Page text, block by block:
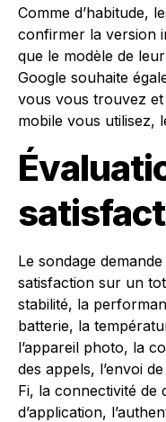
Comme d’habitude,
confirmer la version
que le modèle de
Google souhaite
vous vous trouvez
mobile vous utilisez,
Le sondage
satisfaction sur un
stabilité, la
batterie, la
l’appareil photo, la
des appels, l’envoi
Fi, la connectivité de
d’application,